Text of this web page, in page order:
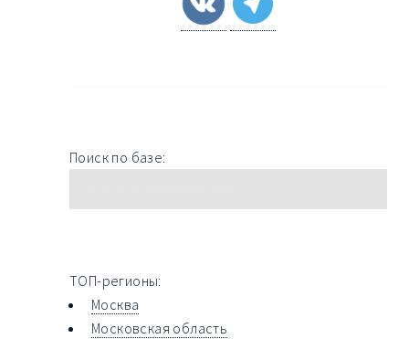
Поиск по базе:
ТОП-регионы:
Москва
Московская область